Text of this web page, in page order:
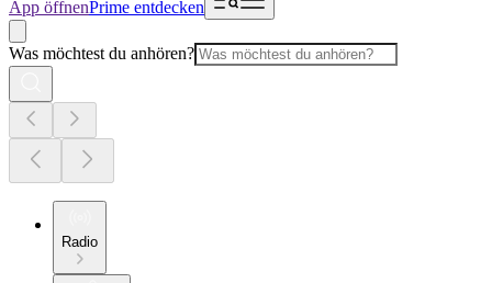
App öffnenPrime entdecken
Was möchtest du anhören?
Radio